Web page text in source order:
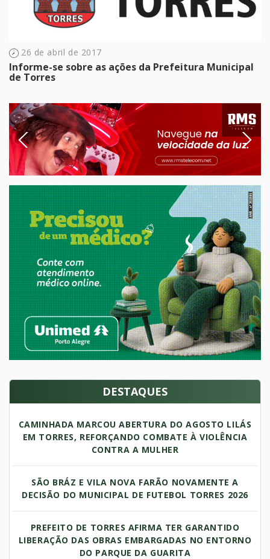
26 de abril de 2017
Informe-se sobre as ações da Prefeitura Municipal
de Torres
Previous Next
DESTAQUES
CAMINHADA MARCOU ABERTURA DO AGOSTO LILÁS
EM TORRES, REFORÇANDO COMBATE À VIOLÊNCIA
CONTRA A MULHER
SÃO BRÁZ E VILA NOVA FARÃO NOVAMENTE A
DECISÃO DO MUNICIPAL DE FUTEBOL TORRES 2026
PREFEITO DE TORRES AFIRMA TER GARANTIDO
LIBERAÇÃO DAS OBRAS EMBARGADAS NO ENTORNO
DO PARQUE DA GUARITA